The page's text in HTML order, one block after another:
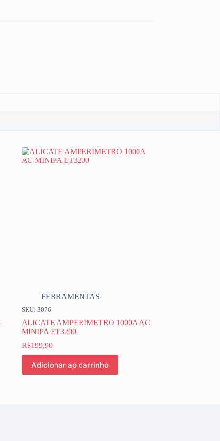
FERRAMENTAS
SKU: 3076
ALICATE AMPERIMETRO 1000A AC
MINIPA ET3200
R$199,90
Adicionar ao carrinho